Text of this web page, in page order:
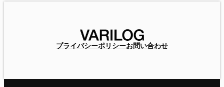
プライバシーポリシーお問い合わせ